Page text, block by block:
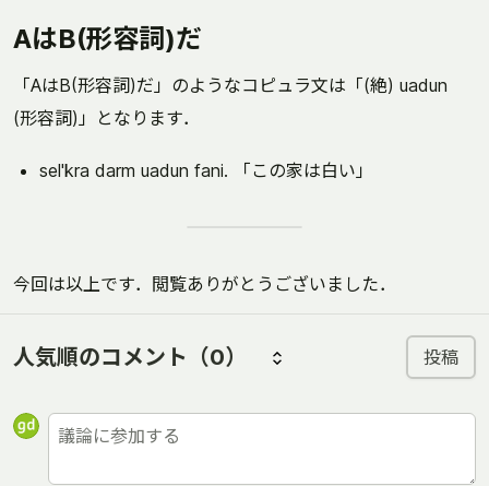
AはB(形容詞)だ
「AはB(形容詞)だ」のようなコピュラ文は「(絶) uadun
(形容詞)」となります．
sel'kra darm uadun fani. 「この家は白い」
今回は以上です．閲覧ありがとうございました．
人気順のコメント （0） 投稿